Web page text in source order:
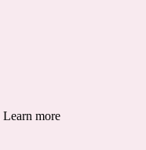
Learn more